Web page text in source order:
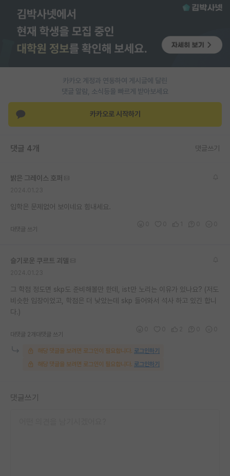
특수/전문대학원 게시판
반도체/AI 게시판
장학금/장학생 게시판
학술 정보 게시판
홍보 게시판
커리어
반도체 아카데미
카카오 계정과 연동하여 게시글에 달린
댓글 알람, 소식등을 빠르게 받아보세요
카카오로 시작하기
댓글 4개 댓글쓰기
밝은 그레이스 호퍼
입학은 문제없어 보이네요 힘내세요.
대댓글 쓰기
슬기로운 쿠르트 괴델
그 학점 정도면 skp도 준비해볼만 한데, ist만 노리는 이유가 있나요? (저도
비슷한 입장이었고, 학점은 더 낮았는데 skp 들어와서 석사 하고 있긴 합니
다.)
대댓글 2개 대댓글 쓰기
해당 댓글을 보려면 로그인이 필요합니다. 로그인하기
해당 댓글을 보려면 로그인이 필요합니다. 로그인하기
댓글쓰기